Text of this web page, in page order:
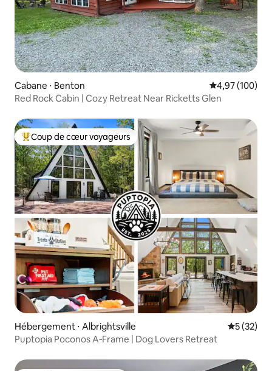
Cabane ⋅ Benton Évaluation
4,97 (100)
Red Rock Cabin | Cozy Retreat Near Ricketts Glen
Coups de cœur voyageurs les plus appréciés
Coup de cœur voyageurs
Hébergement ⋅ Albrightsville
5 (32)
Puptopia Poconos A‑Frame | Dog Lovers Retreat